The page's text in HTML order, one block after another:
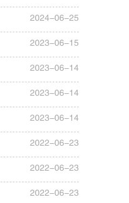
2024-06-25
2023-06-15
2023-06-14
2023-06-14
2023-06-14
2022-06-23
2022-06-23
2022-06-23